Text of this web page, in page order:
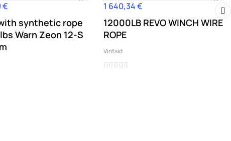
€
synthetic rope
Warn Zeon 12-S
Hind
1 640,34 €
12000LB REVO WINCH WIRE
ROPE
Vintsid
›